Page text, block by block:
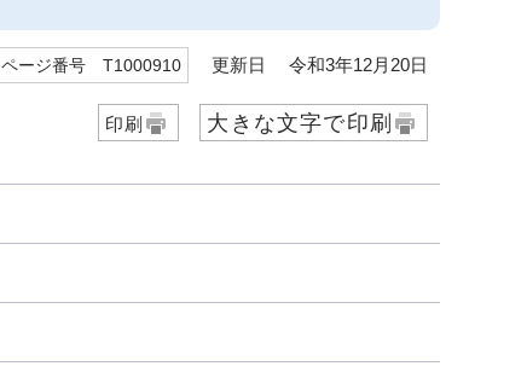
ページ番号 T1000910 更新日 令和3年12月20日
印刷 大きな文字で印刷